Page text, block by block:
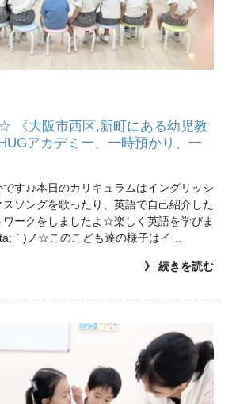
《大阪市西区,新町にある幼児教
アカデミー、一時預かり、一
す♪♪本日のカリキュラムはイングリッシ
ソングを歌ったり、英語で自己紹介した
ワークをしましたよ☆楽しく英語を学びま
｀)ノ☆このこども達の様子はイ…
》 続きを読む